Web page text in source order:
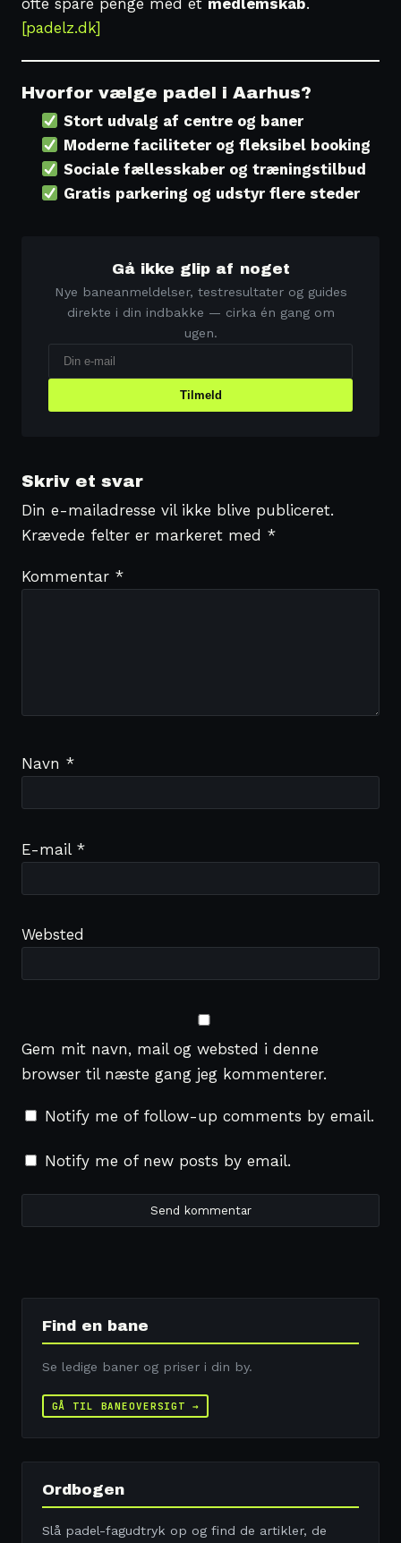
ofte spare penge med et medlemskab.
[padelz.dk]
Hvorfor vælge padel i Aarhus?
Stort udvalg af centre og baner
Moderne faciliteter og fleksibel booking
Sociale fællesskaber og træningstilbud
Gratis parkering og udstyr flere steder
Gå ikke glip af noget
Nye baneanmeldelser, testresultater og guides
direkte i din indbakke — cirka én gang om
ugen.
Tilmeld
Skriv et svar
Din e-mailadresse vil ikke blive publiceret.
Krævede felter er markeret med *
Kommentar *
Navn *
E-mail *
Websted
Gem mit navn, mail og websted i denne
browser til næste gang jeg kommenterer.
Notify me of follow-up comments by email.
Notify me of new posts by email.
Find en bane
Se ledige baner og priser i din by.
GÅ TIL BANEOVERSIGT →
Ordbogen
Slå padel-fagudtryk op og find de artikler, de